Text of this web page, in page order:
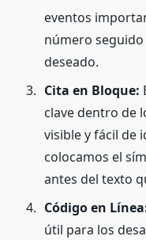
eventos
número
deseado.
Cita en Bloque:
clave dentro de
visible y fácil de
colocamos el
antes del texto
Código en
útil para los